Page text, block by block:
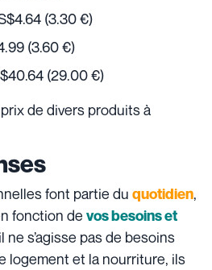
(3.30 €)
(3.60 €)
(29.00 €)
de divers produits à
font partie du quotidien,
fonction de vos besoins et
ne s’agisse pas de besoins
logement et la nourriture, ils